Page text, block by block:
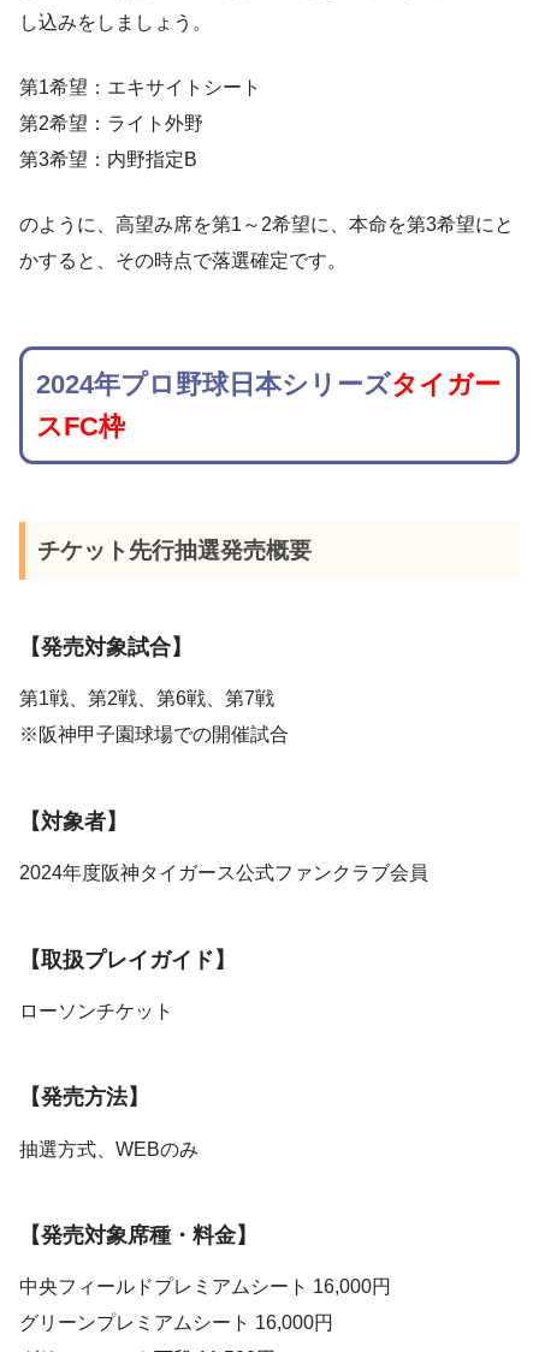
し込みをしましょう。
第1希望：エキサイトシート
第2希望：ライト外野
第3希望：内野指定B
のように、高望み席を第1～2希望に、本命を第3希望にと
かすると、その時点で落選確定です。
2024年プロ野球日本シリーズタイガー
スFC枠
チケット先行抽選発売概要
【発売対象試合】
第1戦、第2戦、第6戦、第7戦
※阪神甲子園球場での開催試合
【対象者】
2024年度阪神タイガース公式ファンクラブ会員
【取扱プレイガイド】
ローソンチケット
【発売方法】
抽選方式、WEBのみ
【発売対象席種・料金】
中央フィールドプレミアムシート 16,000円
グリーンプレミアムシート 16,000円